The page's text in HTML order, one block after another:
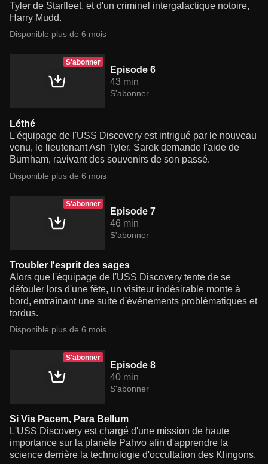
Tyler de Starfleet, et d'un criminel intergalactique notoire,
Harry Mudd.
Disponible plus de 6 mois
S'abonner
Episode 6
43 min
S'abonner
Léthé
L'équipage de l'USS Discovery est intrigué par le nouveau
venu, le lieutenant Ash Tyler. Sarek demande l'aide de
Burnham, ravivant des souvenirs de son passé.
Disponible plus de 6 mois
S'abonner
Episode 7
46 min
S'abonner
Troubler l'esprit des sages
Alors que l'équipage de l'USS Discovery tente de se
défouler lors d'une fête, un visiteur indésirable monte à
bord, entraînant une suite d'événements problématiques et
tordus.
Disponible plus de 6 mois
S'abonner
Episode 8
40 min
S'abonner
Si Vis Pacem, Para Bellum
L'USS Discovery est chargé d'une mission de haute
importance sur la planète Pahvo afin d'apprendre la
science derrière la technologie d'occultation des Klingons.